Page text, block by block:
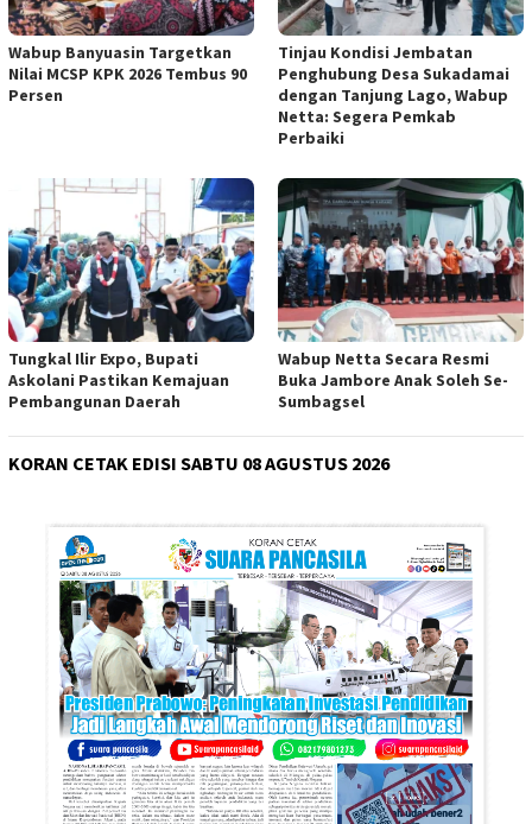
Wabup Banyuasin Targetkan
Nilai MCSP KPK 2026 Tembus 90
Persen
Tinjau Kondisi Jembatan
Penghubung Desa Sukadamai
dengan Tanjung Lago, Wabup
Netta: Segera Pemkab
Perbaiki
Tungkal Ilir Expo, Bupati
Askolani Pastikan Kemajuan
Pembangunan Daerah
Wabup Netta Secara Resmi
Buka Jambore Anak Soleh Se-
Sumbagsel
KORAN CETAK EDISI SABTU 08 AGUSTUS 2026